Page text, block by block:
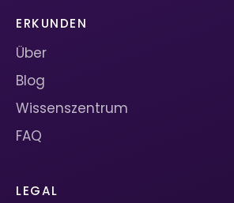
ERKUNDEN
Über
Blog
Wissenszentrum
FAQ
LEGAL